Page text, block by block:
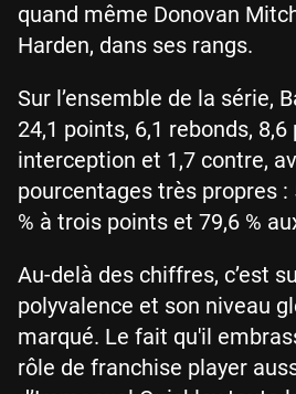
quand même Donovan
Harden, dans ses rangs.
Sur l’ensemble de la série,
24,1 points, 6,1 rebonds, 8,6
interception et 1,7 contre,
pourcentages très propres :
% à trois points et 79,6 %
Au-delà des chiffres, c’est
polyvalence et son niveau
marqué. Le fait qu'il
rôle de franchise player